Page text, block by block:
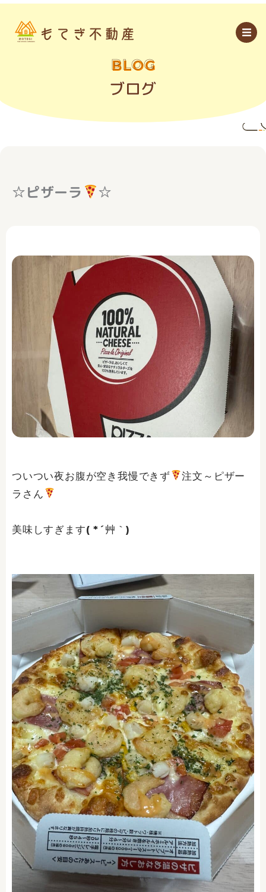
内
BLOG
ブログ
☆ピザーラ ☆
ついつい夜お腹が空き我慢できず
注文～ピザー
ラさん
美味しすぎます( *´艸｀)